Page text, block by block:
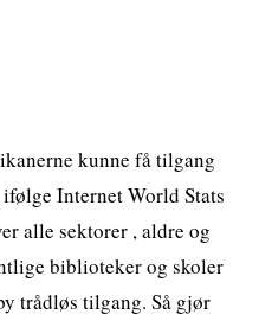
kunne få tilgang
Internet World Stats
alle sektorer , aldre og
biblioteker og skoler
trådløs tilgang. Så gjør